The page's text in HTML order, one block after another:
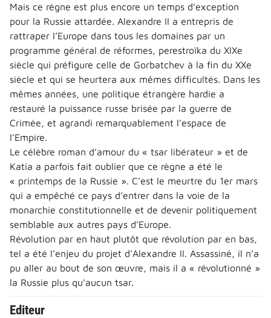
Mais ce règne est plus encore un temps d’exception
pour la Russie attardée. Alexandre II a entrepris de
rattraper l’Europe dans tous les domaines par un
programme général de réformes, perestroïka du XIXe
siècle qui préfigure celle de Gorbatchev à la fin du XXe
siècle et qui se heurtera aux mêmes difficultés. Dans les
mêmes années, une politique étrangère hardie a
restauré la puissance russe brisée par la guerre de
Crimée, et agrandi remarquablement l’espace de
l’Empire.
Le célèbre roman d’amour du « tsar libérateur » et de
Katia a parfois fait oublier que ce règne a été le
« printemps de la Russie ». C’est le meurtre du 1er mars
qui a empêché ce pays d’entrer dans la voie de la
monarchie constitutionnelle et de devenir politiquement
semblable aux autres pays d’Europe.
Révolution par en haut plutôt que révolution par en bas,
tel a été l’enjeu du projet d’Alexandre II. Assassiné, il n’a
pu aller au bout de son œuvre, mais il a « révolutionné »
la Russie plus qu’aucun tsar.
Editeur